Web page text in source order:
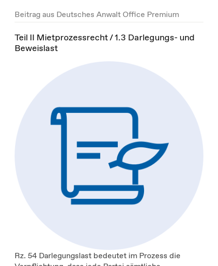
Beitrag aus Deutsches Anwalt Office Premium
Teil II Mietprozessrecht / 1.3 Darlegungs- und
Beweislast
Rz. 54 Darlegungslast bedeutet im Prozess die